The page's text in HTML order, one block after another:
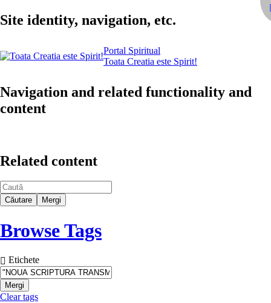
Site identity, navigation, etc.
Portal Spiritual
Toata Creatia este Spirit!
Navigation and related functionality and
content
Related content
Browse Tags
Etichete
Clear tags